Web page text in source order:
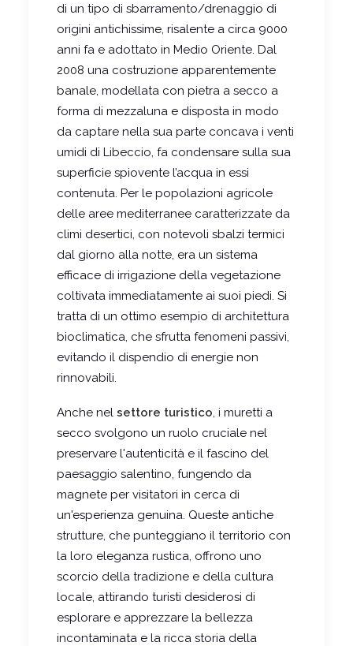
di un tipo di sbarramento/drenaggio di
origini antichissime, risalente a circa 9000
anni fa e adottato in Medio Oriente. Dal
2008 una costruzione apparentemente
banale, modellata con pietra a secco a
forma di mezzaluna e disposta in modo
da captare nella sua parte concava i venti
umidi di Libeccio, fa condensare sulla sua
superficie spiovente l’acqua in essi
contenuta. Per le popolazioni agricole
delle aree mediterranee caratterizzate da
climi desertici, con notevoli sbalzi termici
dal giorno alla notte, era un sistema
efficace di irrigazione della vegetazione
coltivata immediatamente ai suoi piedi. Si
tratta di un ottimo esempio di architettura
bioclimatica, che sfrutta fenomeni passivi,
evitando il dispendio di energie non
rinnovabili.
Anche nel settore turistico, i muretti a
secco svolgono un ruolo cruciale nel
preservare l'autenticità e il fascino del
paesaggio salentino, fungendo da
magnete per visitatori in cerca di
un'esperienza genuina. Queste antiche
strutture, che punteggiano il territorio con
la loro eleganza rustica, offrono uno
scorcio della tradizione e della cultura
locale, attirando turisti desiderosi di
esplorare e apprezzare la bellezza
incontaminata e la ricca storia della